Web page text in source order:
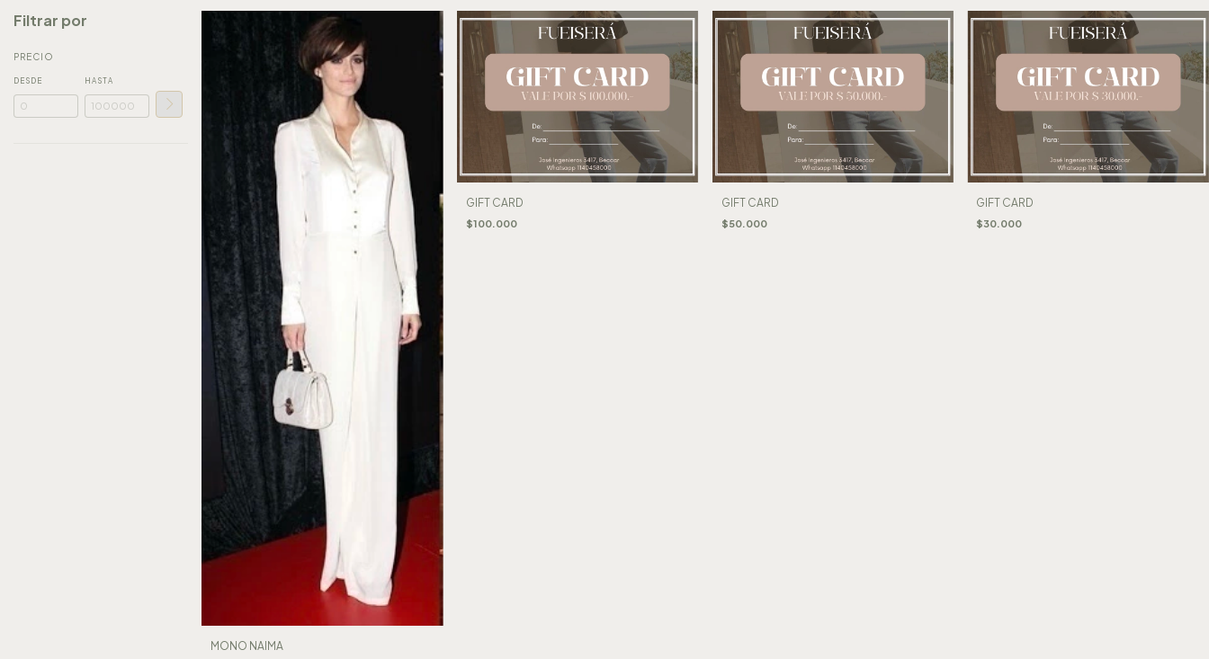
Filtrar por
PRECIO
DESDE HASTA
MONO NAIMA
GIFT CARD
$100.000
GIFT CARD
$50.000
GIFT CARD
$30.000